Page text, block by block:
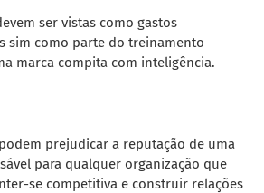
ser vistas como gastos
sim como parte do treinamento
marca compita com inteligência.
prejudicar a reputação de uma
para qualquer organização que
se competitiva e construir relações